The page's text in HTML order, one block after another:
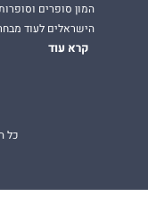
המון סופרים
הישראלים לעוד
קרא עוד
כל